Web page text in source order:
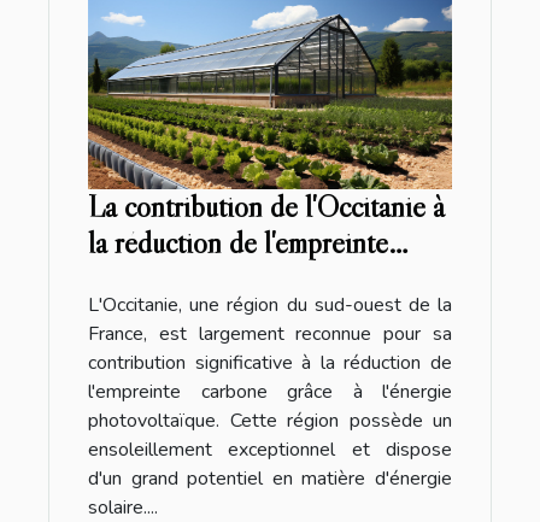
La contribution de l'Occitanie à
la réduction de l'empreinte
photovoltaïque
L'Occitanie, une région du sud-ouest de la
France, est largement reconnue pour sa
contribution significative à la réduction de
l'empreinte carbone grâce à l'énergie
photovoltaïque. Cette région possède un
ensoleillement exceptionnel et dispose
d'un grand potentiel en matière d'énergie
solaire....